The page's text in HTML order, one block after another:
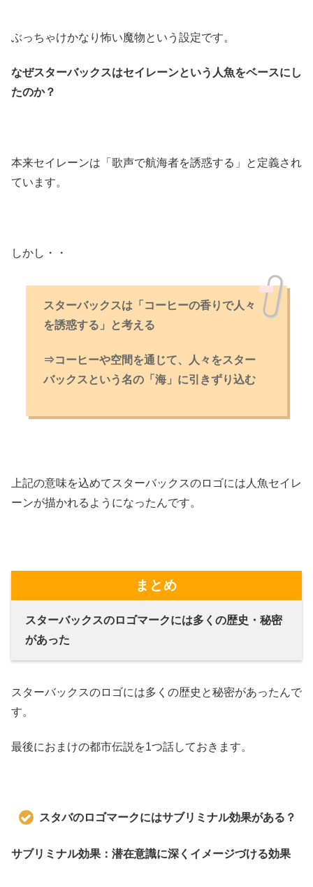
ぶっちゃけかなり怖い魔物という設定です。
なぜスターバックスはセイレーンという人魚をベースにし
たのか？
本来セイレーンは「歌声で航海者を誘惑する」と定義され
ています。
しかし・・
スターバックスは「コーヒーの香りで人々
を誘惑する」と考える
⇒コーヒーや空間を通じて、人々をスター
バックスという名の「海」に引きずり込む
上記の意味を込めてスターバックスのロゴには人魚セイレ
ーンが描かれるようになったんです。
まとめ
スターバックスのロゴマークには多くの歴史・秘密
があった
スターバックスのロゴには多くの歴史と秘密があったんで
す。
最後におまけの都市伝説を1つ話しておきます。
スタバのロゴマークにはサブリミナル効果がある？
サブリミナル効果：潜在意識に深くイメージづける効果